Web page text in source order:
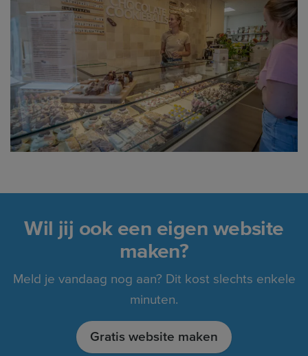
Wil jij ook een eigen website
maken?
Meld je vandaag nog aan? Dit kost slechts enkele
minuten.
Gratis website maken